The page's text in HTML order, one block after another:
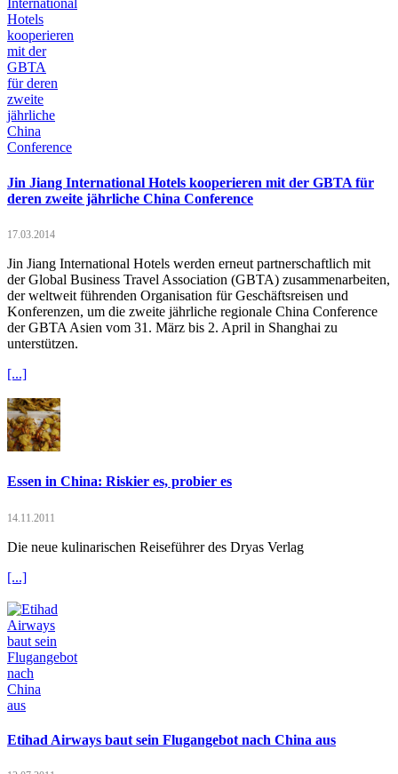
Jin Jiang International Hotels kooperieren mit der GBTA für
deren zweite jährliche China Conference
17.03.2014
Jin Jiang International Hotels werden erneut partnerschaftlich mit
der Global Business Travel Association (GBTA) zusammenarbeiten,
der weltweit führenden Organisation für Geschäftsreisen und
Konferenzen, um die zweite jährliche regionale China Conference
der GBTA Asien vom 31. März bis 2. April in Shanghai zu
unterstützen.
[...]
Essen in China: Riskier es, probier es
14.11.2011
Die neue kulinarischen Reiseführer des Dryas Verlag
[...]
Etihad Airways baut sein Flugangebot nach China aus